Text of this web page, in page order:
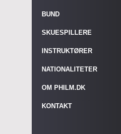
BUND
SKUESPILLERE
INSTRUKTØRER
NATIONALITETER
OM PHILM.DK
KONTAKT